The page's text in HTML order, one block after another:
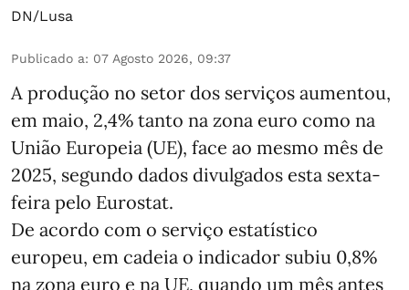
DN/Lusa
Publicado a: 07 Agosto 2026, 09:37
A produção no setor dos serviços aumentou,
em maio, 2,4% tanto na zona euro como na
União Europeia (UE), face ao mesmo mês de
2025, segundo dados divulgados esta sexta-
feira pelo Eurostat.
De acordo com o serviço estatístico
europeu, em cadeia o indicador subiu 0,8%
na zona euro e na UE, quando um mês antes